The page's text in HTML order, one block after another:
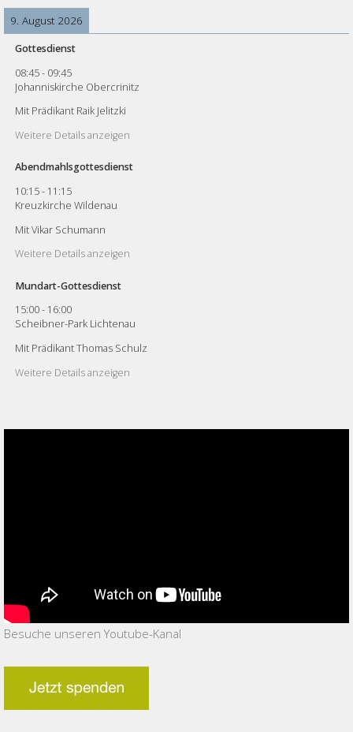
9. August 2026
Gottesdienst
08:45- 09:45
Johanniskirche Obercrinitz
Mit Prädikant Raik Jelitzki
Weitere Details anzeigen
Abendmahlsgottesdienst
10:15- 11:15
Kreuzkirche Wildenau
Mit Vikar Schumann
Weitere Details anzeigen
Mundart-Gottesdienst
15:00- 16:00
Scheibner-Park Lichtenau
Mit Prädikant Thomas Schulz
Weitere Details anzeigen
Besuche unseren Youtube-Kanal